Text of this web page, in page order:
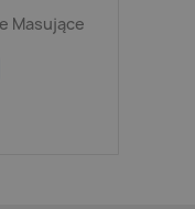
Masujące